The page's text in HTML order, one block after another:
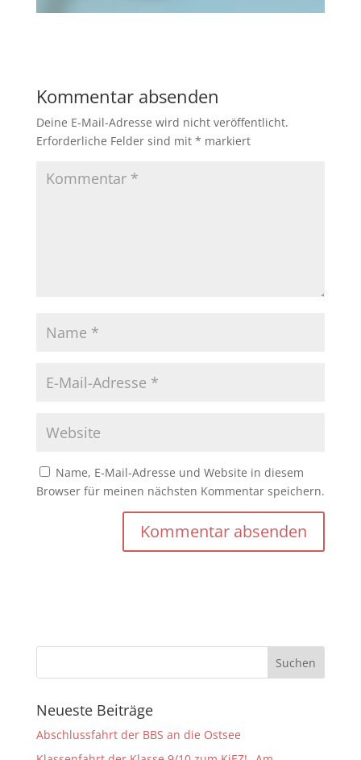
Kommentar absenden
Deine E-Mail-Adresse wird nicht veröffentlicht.
Erforderliche Felder sind mit * markiert
Name, E-Mail-Adresse und Website in diesem
Browser für meinen nächsten Kommentar speichern.
Neueste Beiträge
Abschlussfahrt der BBS an die Ostsee